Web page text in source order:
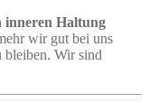
inneren Haltung
wir gut bei uns
bleiben. Wir sind